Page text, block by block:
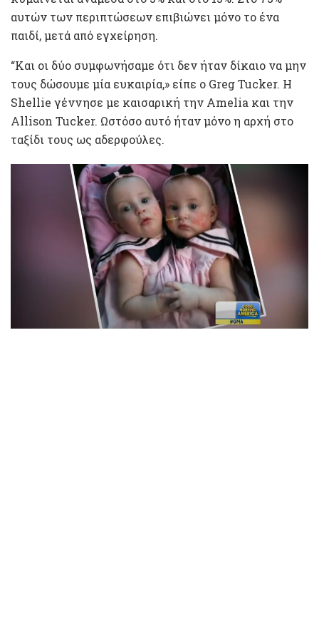
αυτών των περιπτώσεων επιβιώνει μόνο το ένα
παιδί, μετά από εγχείρηση.
“Και οι δύο συμφωνήσαμε ότι δεν ήταν δίκαιο να μην
τους δώσουμε μία ευκαιρία,» είπε ο Greg Tucker. Η
Shellie γέννησε με καισαρική την Amelia και την
Allison Tucker. Ωστόσο αυτό ήταν μόνο η αρχή στο
ταξίδι τους ως αδερφούλες.